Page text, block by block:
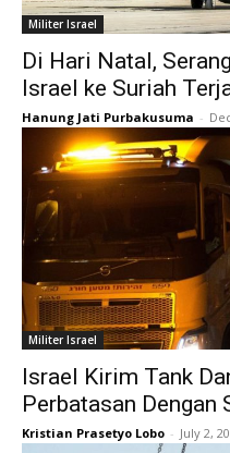
Militer Israel
Di Hari Natal,
Israel ke Suriah
Hanung Jati Purbakusuma -
Militer Israel
Israel Kirim Tank
Perbatasan Dengan
Kristian Prasetyo Lobo - July 2,